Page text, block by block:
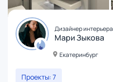
Дизайнер интерьера
Мари Зыкова
Екатеринбург
Проекты: 7